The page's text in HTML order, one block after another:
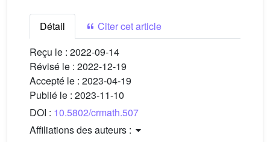
Détail
Citer cet article
Reçu le : 2022-09-14
Révisé le : 2022-12-19
Accepté le : 2023-04-19
Publié le : 2023-11-10
DOI : 10.5802/crmath.507
Affiliations des auteurs :